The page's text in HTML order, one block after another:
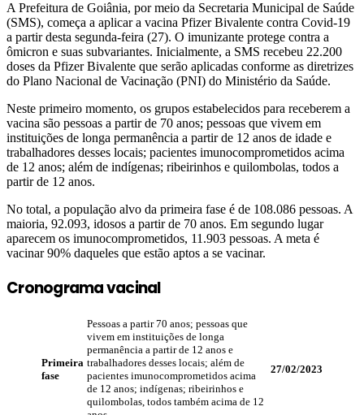
A Prefeitura de Goiânia, por meio da Secretaria Municipal de Saúde
(SMS), começa a aplicar a vacina Pfizer Bivalente contra Covid-19
a partir desta segunda-feira (27). O imunizante protege contra a
ômicron e suas subvariantes. Inicialmente, a SMS recebeu 22.200
doses da Pfizer Bivalente que serão aplicadas conforme as diretrizes
do Plano Nacional de Vacinação (PNI) do Ministério da Saúde.
Neste primeiro momento, os grupos estabelecidos para receberem a
vacina são pessoas a partir de 70 anos; pessoas que vivem em
instituições de longa permanência a partir de 12 anos de idade e
trabalhadores desses locais; pacientes imunocomprometidos acima
de 12 anos; além de indígenas; ribeirinhos e quilombolas, todos a
partir de 12 anos.
No total, a população alvo da primeira fase é de 108.086 pessoas. A
maioria, 92.093, idosos a partir de 70 anos. Em segundo lugar
aparecem os imunocomprometidos, 11.903 pessoas. A meta é
vacinar 90% daqueles que estão aptos a se vacinar.
Cronograma vacinal
Primeira
fase
Pessoas a partir 70 anos; pessoas que
vivem em instituições de longa
permanência a partir de 12 anos e
trabalhadores desses locais; além de
pacientes imunocomprometidos acima
de 12 anos; indígenas; ribeirinhos e
quilombolas, todos também acima de 12
27/02/2023